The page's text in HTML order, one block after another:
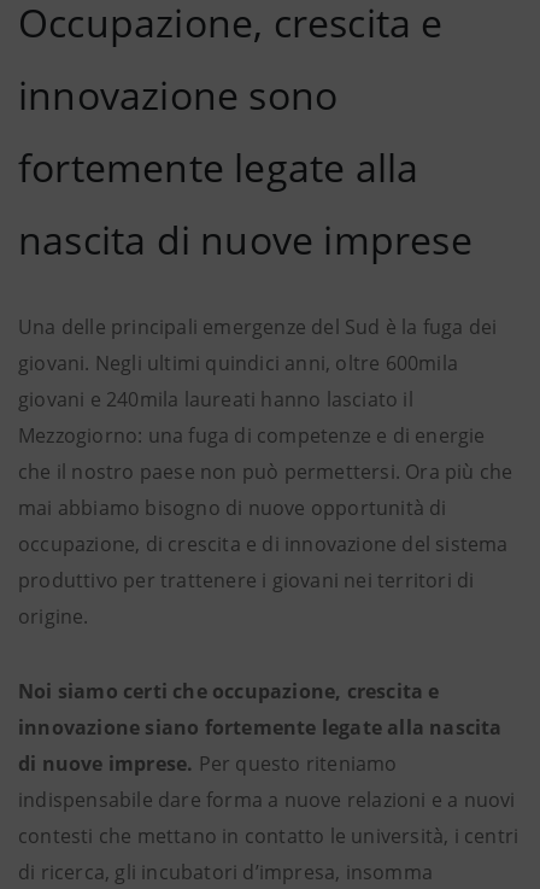
Occupazione, crescita e
innovazione sono
fortemente legate alla
nascita di nuove imprese
Una delle principali emergenze del Sud è la fuga dei
giovani. Negli ultimi quindici anni, oltre 600mila
giovani e 240mila laureati hanno lasciato il
Mezzogiorno: una fuga di competenze e di energie
che il nostro paese non può permettersi. Ora più che
mai abbiamo bisogno di nuove opportunità di
occupazione, di crescita e di innovazione del sistema
produttivo per trattenere i giovani nei territori di
origine.
Noi siamo certi che occupazione, crescita e
innovazione siano fortemente legate alla nascita
di nuove imprese. Per questo riteniamo
indispensabile dare forma a nuove relazioni e a nuovi
contesti che mettano in contatto le università, i centri
di ricerca, gli incubatori d’impresa, insomma